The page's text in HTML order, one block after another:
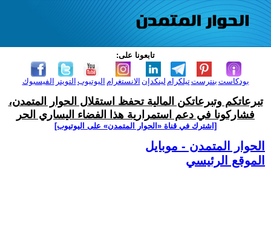
تابعونا على:
الفيسبوك التويتر اليوتيوب الانستغرام لينكدإن تيلكرامبنترست بودكاست
تبرعاتكم وتبرعاتكن المالية تحفظ استقلال الحوار المتمدن،
فشاركونا في دعم استمرارية هذا الفضاء اليساري الحر
[اشترك في قناة ‫«الحوار المتمدن» على اليوتيوب]
الحوار المتمدن - موبايل
الموقع الرئيسي